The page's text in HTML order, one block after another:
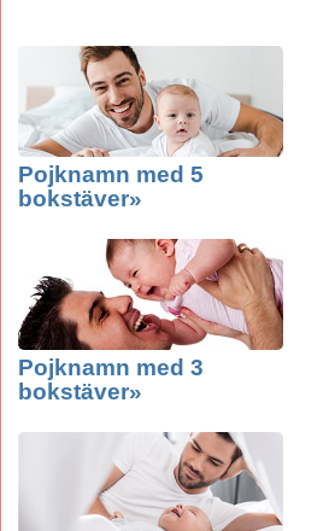
Pojknamn med 5
bokstäver»
Pojknamn med 3
bokstäver»